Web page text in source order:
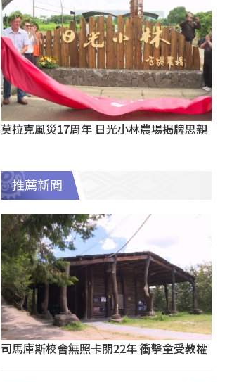
莫拉克風災17周年 日光小林農場揭牌思親
推薦新聞
司馬庫斯校舍無照卡關22年 衝擊童受教權